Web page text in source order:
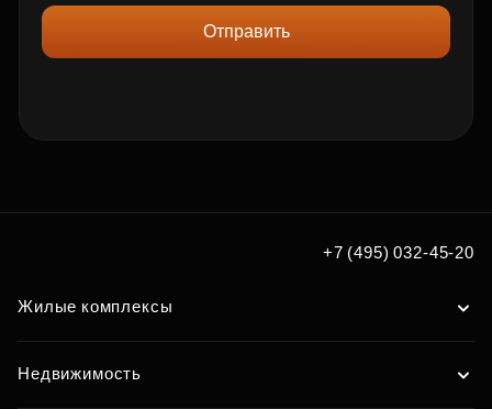
Отправить
+7 (495) 032-45-20
Жилые комплексы
Недвижимость